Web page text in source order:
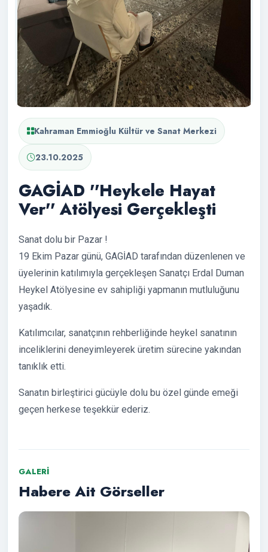
Kahraman Emmioğlu Kültür ve Sanat Merkezi
23.10.2025
GAGİAD ''Heykele Hayat
Ver'' Atölyesi Gerçekleşti
Sanat dolu bir Pazar !
19 Ekim Pazar günü, GAGİAD tarafından düzenlenen ve
üyelerinin katılımıyla gerçekleşen Sanatçı Erdal Duman
Heykel Atölyesine ev sahipliği yapmanın mutluluğunu
yaşadık.
Katılımcılar, sanatçının rehberliğinde heykel sanatının
inceliklerini deneyimleyerek üretim sürecine yakından
tanıklık etti.
Sanatın birleştirici gücüyle dolu bu özel günde emeği
geçen herkese teşekkür ederiz.
GALERI
Habere Ait Görseller